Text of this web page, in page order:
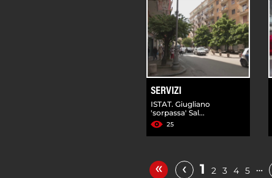
SERVIZI
ISTAT. Giugliano
'sorpassa' Sal...
25
« ‹ 1 2 3 4 5 …